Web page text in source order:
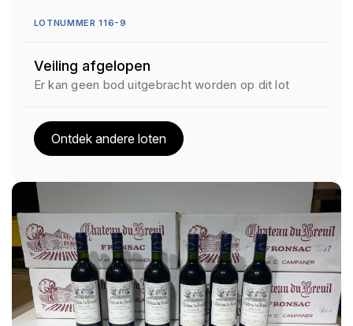
LOTNUMMER 116-9
Veiling afgelopen
Er kan geen bod uitgebracht worden op dit lot
Ontdek andere loten